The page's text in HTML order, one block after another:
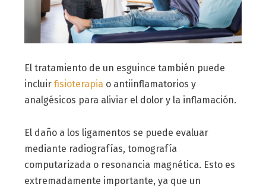
El tratamiento de un esguince también puede
incluir fisioterapia o antiinflamatorios y
analgésicos para aliviar el dolor y la inflamación.
El daño a los ligamentos se puede evaluar
mediante radiografías, tomografía
computarizada o resonancia magnética. Esto es
extremadamente importante, ya que un